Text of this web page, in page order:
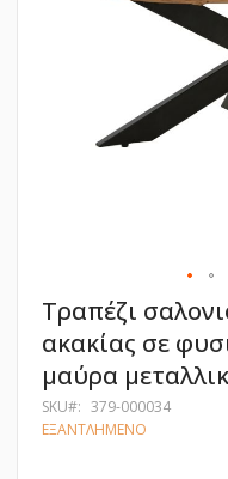
Μετάβαση
στην
αρχή
συλλογής
εικόνων
Τραπέζι
ακακίας σε
μαύρα
SKU
379-000034
ΕΞΑΝΤΛΗΜΕΝΟ